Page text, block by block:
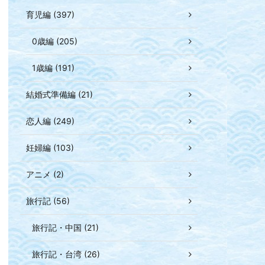
育児編 (397)
0歳編 (205)
1歳編 (191)
結婚式準備編 (21)
恋人編 (249)
妊婦編 (103)
アニメ (2)
旅行記 (56)
旅行記・中国 (21)
旅行記・台湾 (26)